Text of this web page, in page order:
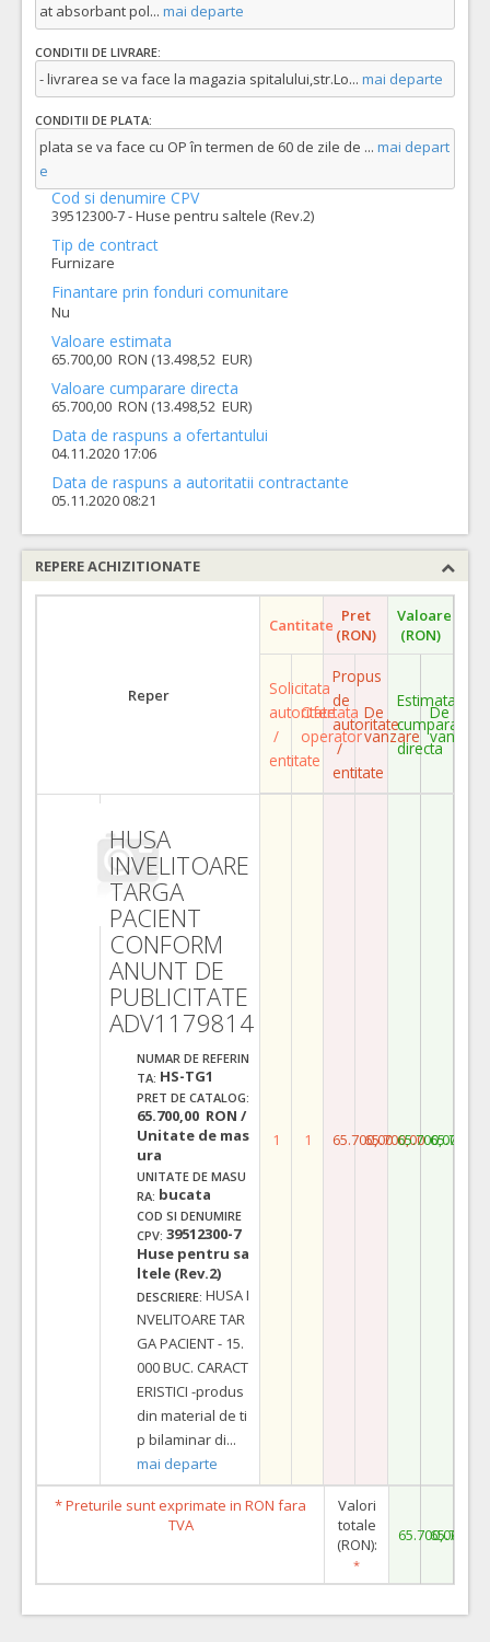
at absorbant pol... mai departe
CONDITII DE LIVRARE:
- livrarea se va face la magazia spitalului,str.Lo... mai departe
CONDITII DE PLATA:
plata se va face cu OP în termen de 60 de zile de ... mai depart
e
Cod si denumire CPV
39512300-7 - Huse pentru saltele (Rev.2)
Tip de contract
Furnizare
Finantare prin fonduri comunitare
Nu
Valoare estimata
65.700,00 RON (13.498,52 EUR)
Valoare cumparare directa
65.700,00 RON (13.498,52 EUR)
Data de raspuns a ofertantului
04.11.2020 17:06
Data de raspuns a autoritatii contractante
05.11.2020 08:21
REPERE ACHIZITIONATE
Reper
Cantitate Pret
(RON)
Valoare
(RON)
Solicitata
autoritate
/
entitate
Ofertata
operator
Propus
de
autoritate
/
entitate
De
vanzare
Estimata
cumparare
directa
De
vanzare
HUSA
INVELITOARE
TARGA
PACIENT
CONFORM
ANUNT DE
PUBLICITATE
ADV1179814
NUMAR DE REFERIN
TA: HS-TG1
PRET DE CATALOG:
65.700,00 RON /
Unitate de mas
ura
UNITATE DE MASU
RA: bucata
COD SI DENUMIRE
CPV: 39512300-7
Huse pentru sa
ltele (Rev.2)
DESCRIERE: HUSA I
NVELITOARE TAR
GA PACIENT - 15.
000 BUC. CARACT
ERISTICI -produs
din material de ti
p bilaminar di...
mai departe
1 1 65.700,0065.700,0065.700,00
* Preturile sunt exprimate in RON fara
TVA
Valori
totale
(RON):
*
65.700,00